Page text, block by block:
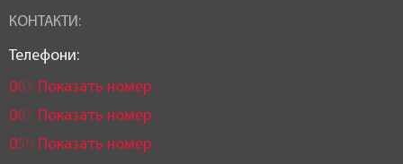
КОНТАКТИ:
Телефони:
063 Показать номер
067 Показать номер
050 Показать номер